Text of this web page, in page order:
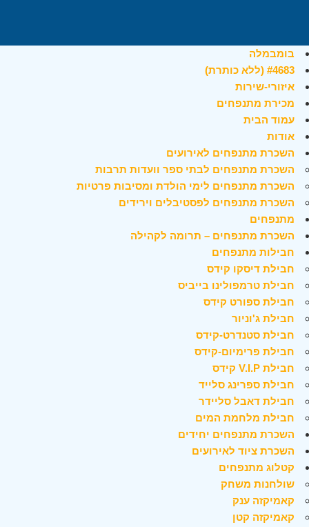
בומבמלה
#4683 (ללא כותרת)
איזורי-שירות
מכירת מתנפחים
עמוד הבית
אודות
השכרת מתנפחים לאירועים
השכרת מתנפחים לבתי ספר וועדות תרבות
השכרת מתנפחים לימי הולדת ומסיבות פרטיות
השכרת מתנפחים לפסטיבלים וירידים
מתנפחים
השכרת מתנפחים – תרומה לקהילה
חבילות מתנפחים
חבילת דיסקו קידס
חבילת טרמפולינו בייביס
חבילת ספורט קידס
חבילת ג'וניור
חבילת סטנדרט-קידס
חבילת פרימיום-קידס
חבילת V.I.P קידס
חבילת ספרינג סלייד
חבילת דאבל סליידר
חבילת מלחמת המים
השכרת מתנפחים יחידים
השכרת ציוד לאירועים
קטלוג מתנפחים
שולחנות משחק
קאמיקזה ענק
קאמיקזה קטן